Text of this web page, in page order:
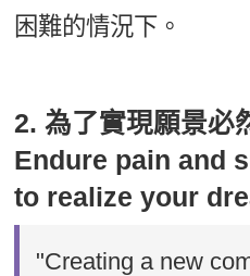
困難的情況下。
2. 為了實現願景必
Endure pain and
to realize your
"Creating a new